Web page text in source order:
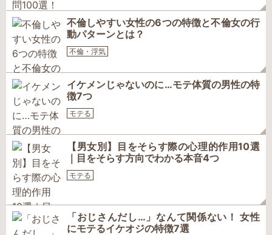
不倫しやすい女性の6つの特徴と不倫女の行
動パターンとは？
不倫・浮気
イケメンじゃないのに…モテ体質の男性の特
徴7つ
モテる
【男女別】目をそらす際の心理的作用10選
｜目をそらす方向でわかる本音4つ
モテる
「おじさんだし…」なんて関係ない！ 女性
にモテるイケオジの特徴7選